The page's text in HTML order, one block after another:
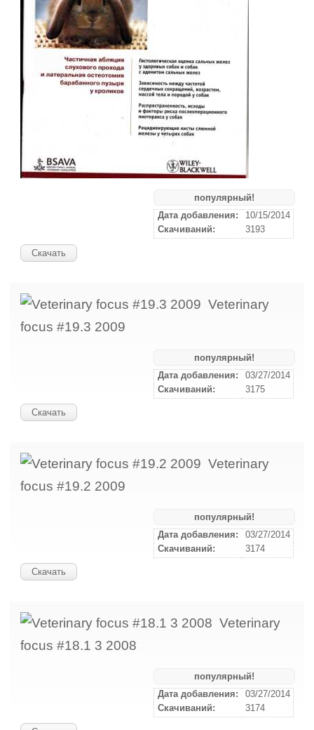
популярный!
Дата добавления:
10/15/2014
Скачиваний:
3193
Скачать
Veterinary
focus #19.3 2009
популярный!
Дата добавления:
03/27/2014
Скачиваний:
3175
Скачать
Veterinary
focus #19.2 2009
популярный!
Дата добавления:
03/27/2014
Скачиваний:
3174
Скачать
Veterinary
focus #18.1 3 2008
популярный!
Дата добавления:
03/27/2014
Скачиваний:
3174